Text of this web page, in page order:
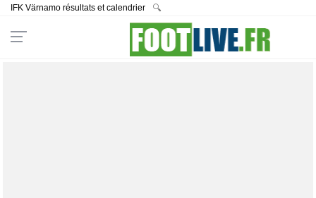
IFK Värnamo résultats et calendrier 🔍